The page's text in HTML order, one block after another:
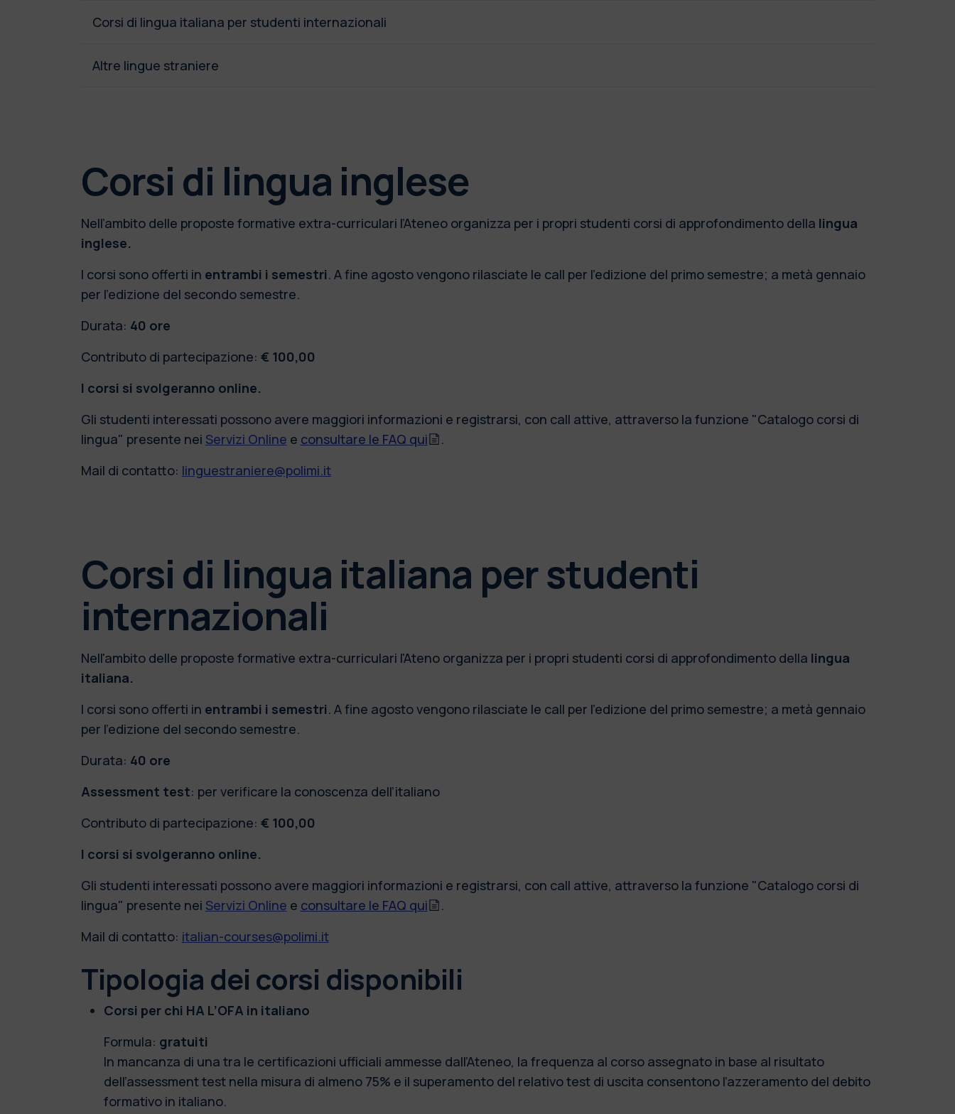
Corsi di lingua italiana per studenti internazionali
Altre lingue straniere
Corsi di lingua inglese
Nell’ambito delle proposte formative extra-curriculari l’Ateneo organizza per i propri studenti corsi di approfondimento della lingua
inglese.
I corsi sono offerti in entrambi i semestri. A fine agosto vengono rilasciate le call per l’edizione del primo semestre; a metà gennaio
per l’edizione del secondo semestre.
Durata: 40 ore
Contributo di partecipazione: € 100,00
I corsi si svolgeranno online.
Gli studenti interessati possono avere maggiori informazioni e registrarsi, con call attive, attraverso la funzione "Catalogo corsi di
lingua" presente nei Servizi Online e consultare le FAQ qui
.
Mail di contatto: linguestraniere@polimi.it
Corsi di lingua italiana per studenti
internazionali
Nell'ambito delle proposte formative extra-curriculari l'Ateno organizza per i propri studenti corsi di approfondimento della lingua
italiana.
I corsi sono offerti in entrambi i semestri. A fine agosto vengono rilasciate le call per l’edizione del primo semestre; a metà gennaio
per l’edizione del secondo semestre.
Durata: 40 ore
Assessment test: per verificare la conoscenza dell’italiano
Contributo di partecipazione: € 100,00
I corsi si svolgeranno online.
Gli studenti interessati possono avere maggiori informazioni e registrarsi, con call attive, attraverso la funzione "Catalogo corsi di
lingua" presente nei Servizi Online e consultare le FAQ qui
.
Mail di contatto: italian-courses@polimi.it
Tipologia dei corsi disponibili
Corsi per chi HA L’OFA in italiano
Formula: gratuiti
In mancanza di una tra le certificazioni ufficiali ammesse dall’Ateneo, la frequenza al corso assegnato in base al risultato
dell’assessment test nella misura di almeno 75% e il superamento del relativo test di uscita consentono l’azzeramento del debito
formativo in italiano.